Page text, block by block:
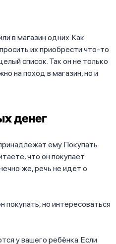
в магазин одних. Как
их приобрести что-то
список. Так он не только
на поход в магазин, но и
денег
ему. Покупать
что он покупает
же, речь не идёт о
но интересоваться
у вашего ребёнка. Если